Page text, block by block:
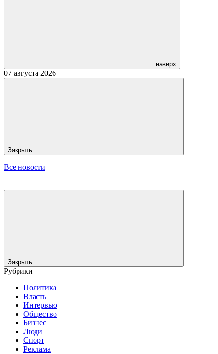
наверх
07 августа 2026
Закрыть
Все новости
Закрыть
Рубрики
Политика
Власть
Интервью
Общество
Бизнес
Люди
Спорт
Реклама